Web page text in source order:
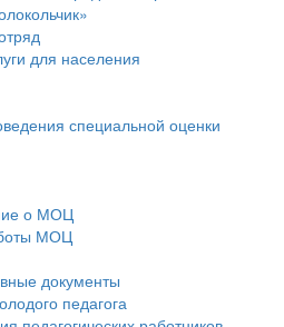
для населения
специальной оценки
о МОЦ
МОЦ
документы
педагога